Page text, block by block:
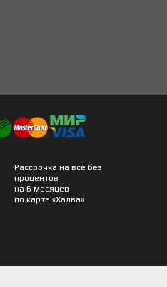
Рассрочка на всё без
процентов
на 6 месяцев
по карте «Халва»